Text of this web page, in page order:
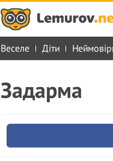
Веселе Діти
Задарма